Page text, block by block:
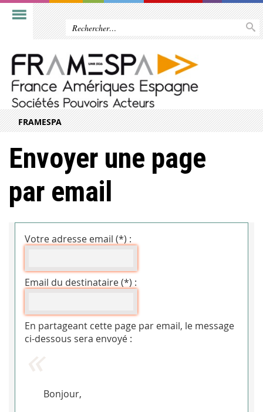
FRAMESPA
Envoyer une page
par email
Votre adresse email (*) :
Email du destinataire (*) :
En partageant cette page par email, le message
ci-dessous sera envoyé :
Bonjour,